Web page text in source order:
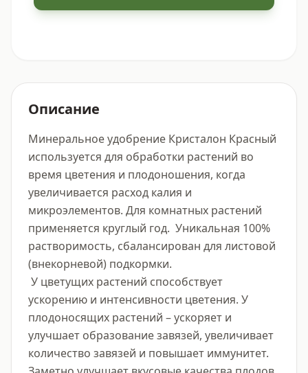
Описание
Минеральное удобрение Кристалон Красный
используется для обработки растений во
время цветения и плодоношения, когда
увеличивается расход калия и
микроэлементов. Для комнатных растений
применяется круглый год.  Уникальная 100%
растворимость, сбалансирован для листовой
(внекорневой) подкормки.
ускорению и интенсивности цветения. У
плодоносящих растений – ускоряет и
улучшает образование завязей, увеличивает
количество завязей и повышает иммунитет.